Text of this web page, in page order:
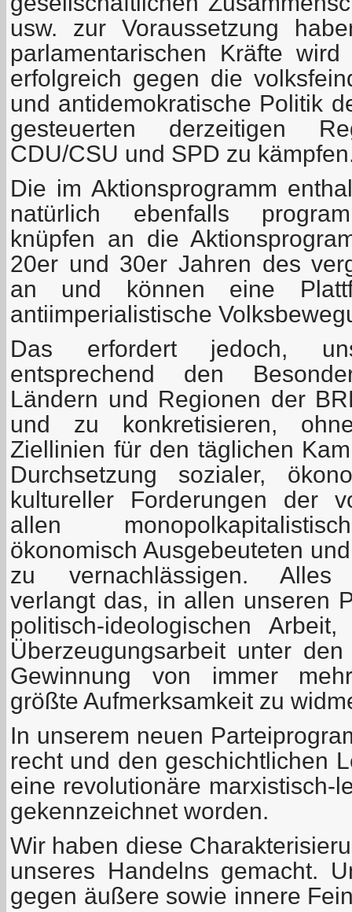
usw. zur Voraussetzung
parlamentarischen Kräfte
erfolgreich gegen die
und antidemokratische Politik
gesteuerten derzeitigen
CDU/CSU und SPD zu
Die im Aktionsprogramm
natürlich ebenfalls
knüpfen an die
20er und 30er Jahren des
an und können eine
antiimperialistische
Das erfordert jedoch,
entsprechend den
Ländern und Regionen der
und zu konkretisieren,
Ziellinien für den täglichen
Durchsetzung sozialer,
kultureller Forderungen der
allen
ökonomisch Ausgebeuteten
zu vernachlässigen. Alles
verlangt das, in allen unseren
politisch-ideologischen
Überzeugungsarbeit unter
Gewinnung von immer
größte Aufmerksamkeit zu
In unserem neuen
recht und den geschichtlichen
eine revolutionäre marxistisch-
gekennzeichnet worden.
Wir haben diese
unseres Handelns gemacht.
gegen äußere sowie innere